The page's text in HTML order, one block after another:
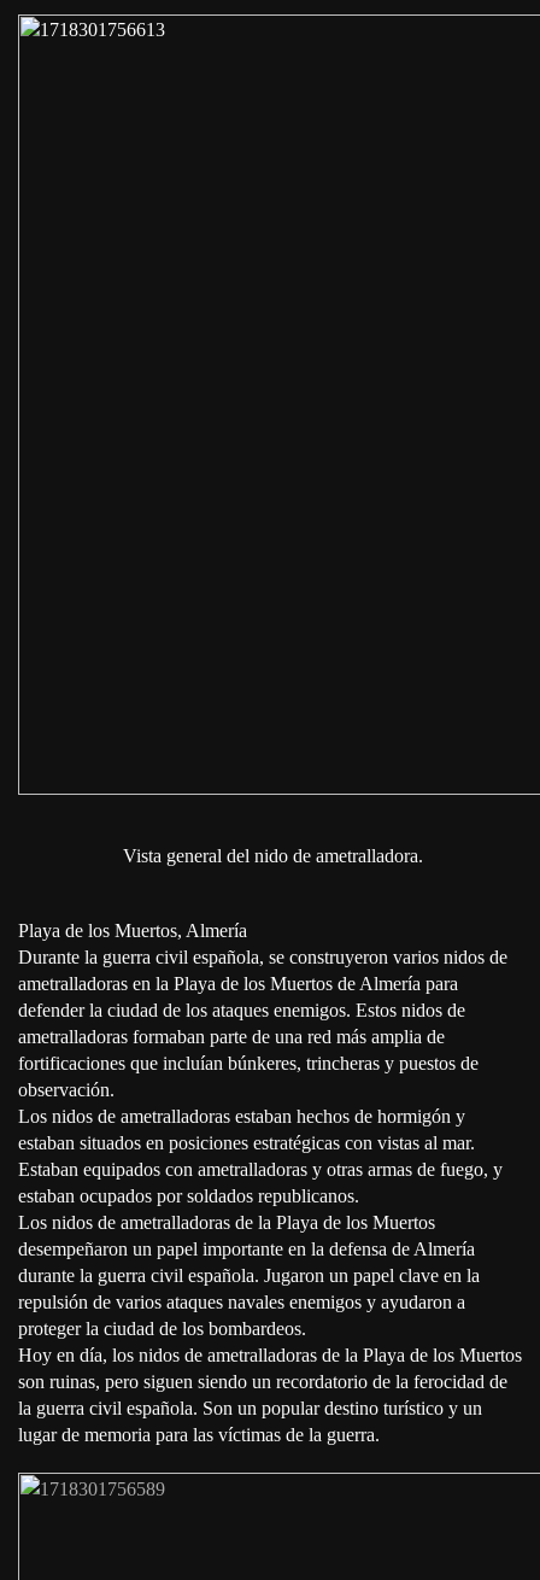
Vista general del nido de ametralladora.
Playa de los Muertos, Almería
Durante la guerra civil española, se construyeron varios nidos de
ametralladoras en la Playa de los Muertos de Almería para
defender la ciudad de los ataques enemigos. Estos nidos de
ametralladoras formaban parte de una red más amplia de
fortificaciones que incluían búnkeres, trincheras y puestos de
observación.
Los nidos de ametralladoras estaban hechos de hormigón y
estaban situados en posiciones estratégicas con vistas al mar.
Estaban equipados con ametralladoras y otras armas de fuego, y
estaban ocupados por soldados republicanos.
Los nidos de ametralladoras de la Playa de los Muertos
desempeñaron un papel importante en la defensa de Almería
durante la guerra civil española. Jugaron un papel clave en la
repulsión de varios ataques navales enemigos y ayudaron a
proteger la ciudad de los bombardeos.
Hoy en día, los nidos de ametralladoras de la Playa de los Muertos
son ruinas, pero siguen siendo un recordatorio de la ferocidad de
la guerra civil española. Son un popular destino turístico y un
lugar de memoria para las víctimas de la guerra.